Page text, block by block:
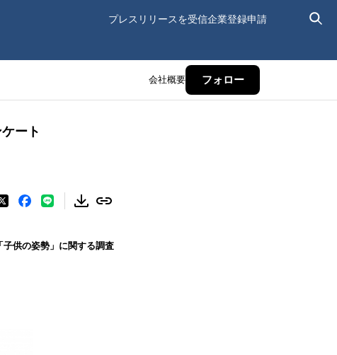
プレスリリースを受信企業登録申請
会社概要 フォロー
ート
供の姿勢」に関する調査